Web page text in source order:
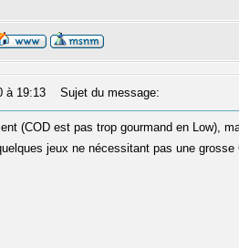
à 19:13 Sujet du message:
(COD est pas trop gourmand en Low),
jeux ne nécessitant pas une